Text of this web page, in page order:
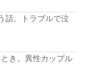
話。トラブルで泣
き。異性カップル